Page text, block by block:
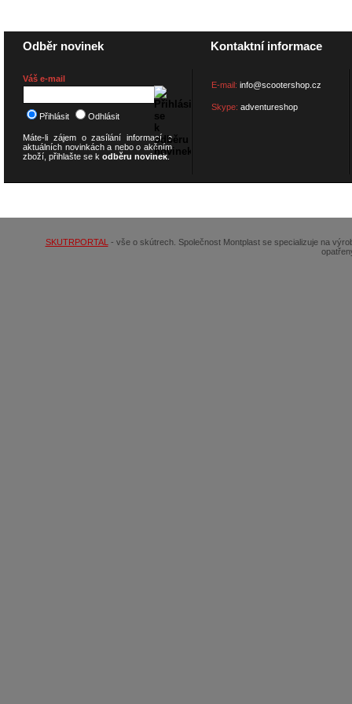
Odběr novinek
Váš e-mail
Přihlásit Odhlásit
Máte-li zájem o zasílání informací o
aktuálních novinkách a nebo o akčním
zboží, přihlašte se k odběru novinek.
Kontaktní informace
E-mail: info@scootershop.cz
Skype: adventureshop
SKUTRPORTAL - vše o skútrech. Společnost Montplast se specializuje na